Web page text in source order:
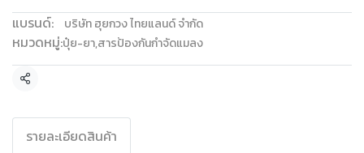
แบรนด์:
บริษัท ฮุยกวง ไทยแลนด์ จำกัด
หมวดหมู่:ปุ๋ย-ยา,สารป้องกันกำจัดแมลง
แชร์
รายละเอียดสินค้า